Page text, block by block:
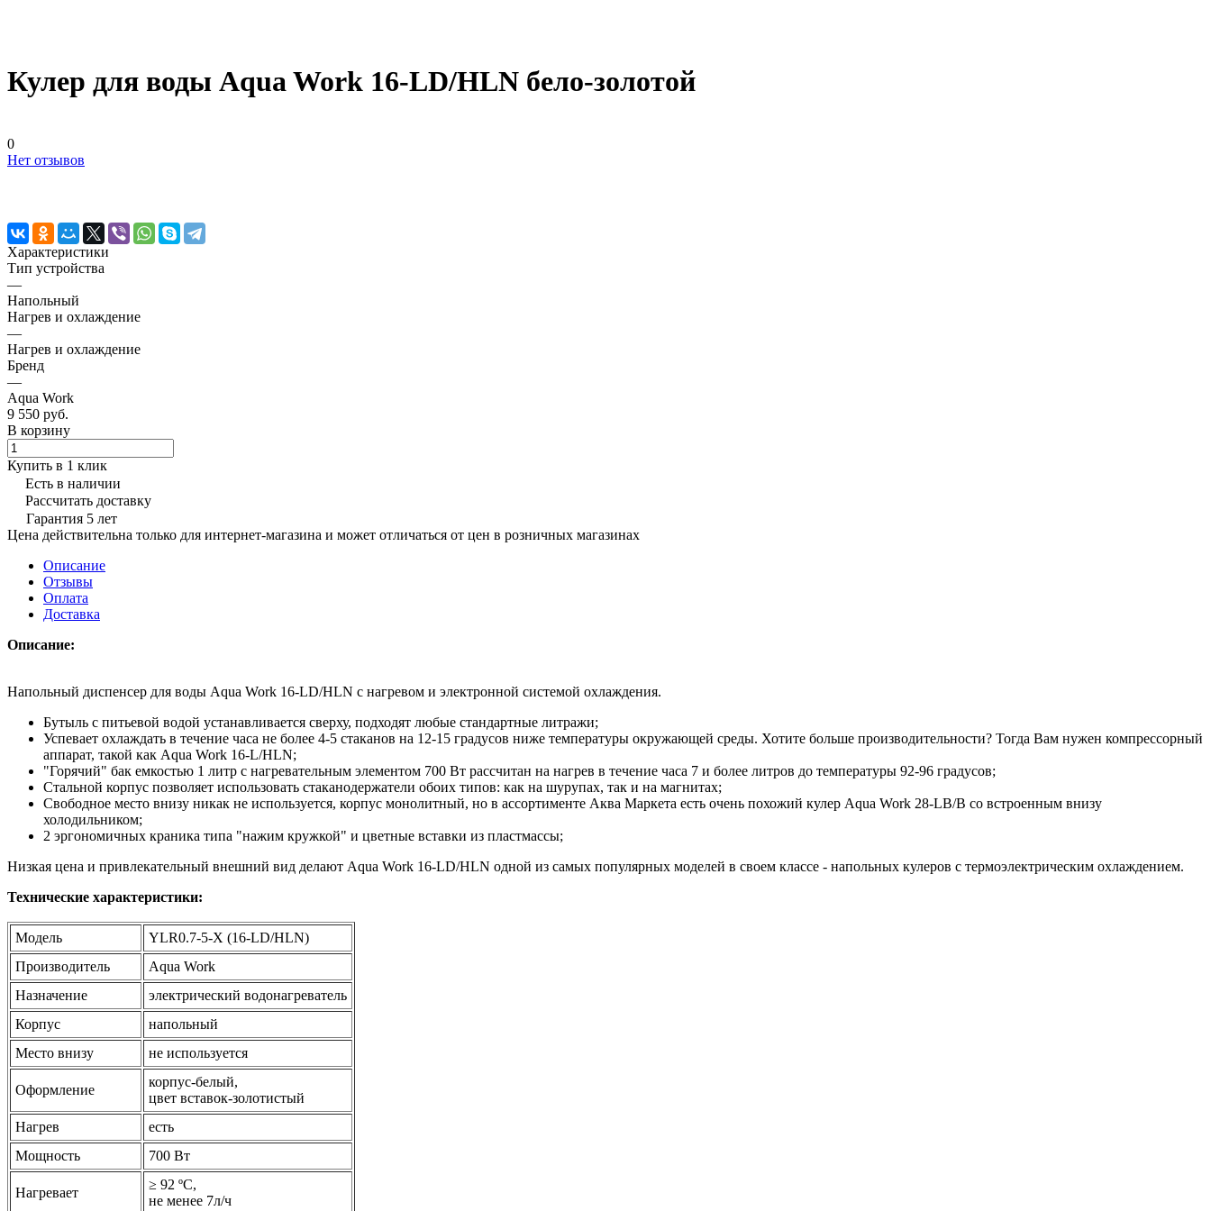
Кулер для воды Aqua Work 16-LD/HLN бело-золотой
0
Нет отзывов
Характеристики
Тип устройства
—
Напольный
Нагрев и охлаждение
—
Нагрев и охлаждение
Бренд
—
Aqua Work
9 550 руб.
В корзину
Купить в 1 клик
Есть в наличии
Рассчитать доставку
Гарантия 5 лет
Цена действительна только для интернет-магазина и может отличаться от цен в розничных магазинах
Описание
Отзывы
Оплата
Доставка
Описание:
Напольный диспенсер для воды Aqua Work 16-LD/HLN с нагревом и электронной системой охлаждения.
Бутыль с питьевой водой устанавливается сверху, подходят любые стандартные литражи;
Успевает охлаждать в течение часа не более 4-5 стаканов на 12-15 градусов ниже температуры окружающей среды. Хотите больше производительности? Тогда Вам нужен компрессорный
аппарат, такой как Aqua Work 16-L/HLN;
"Горячий" бак емкостью 1 литр с нагревательным элементом 700 Вт рассчитан на нагрев в течение часа 7 и более литров до температуры 92-96 градусов;
Стальной корпус позволяет использовать стаканодержатели обоих типов: как на шурупах, так и на магнитах;
Свободное место внизу никак не используется, корпус монолитный, но в ассортименте Аква Маркета есть очень похожий кулер Aqua Work 28-LB/B со встроенным внизу
холодильником;
2 эргономичных краника типа "нажим кружкой" и цветные вставки из пластмассы;
Низкая цена и привлекательный внешний вид делают Aqua Work 16-LD/HLN одной из самых популярных моделей в своем классе - напольных кулеров с термоэлектрическим охлаждением.
Технические характеристики:
Модель
YLR0.7-5-X (16-LD/HLN)
Производитель
Aqua Work
Назначение
электрический водонагреватель
Корпус
напольный
Место внизу
не используется
Оформление
корпус-белый,
цвет вставок-золотистый
Нагрев
есть
Мощность
700 Вт
Нагревает
≥ 92 ºС,
не менее 7л/ч